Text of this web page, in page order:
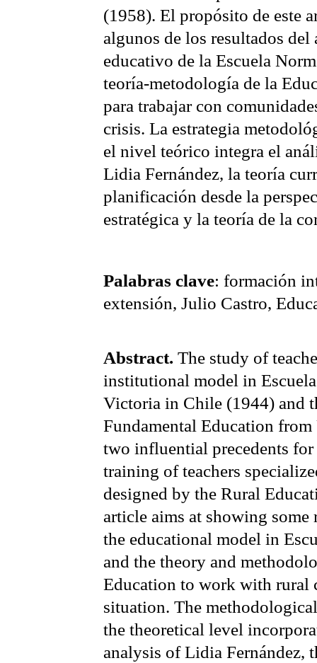
(1958). El propósito de este
algunos de los resultados
educativo de la Escuela
teoría-metodología de la
para trabajar con
crisis. La estrategia
el nivel teórico integra el
Lidia Fernández, la teoría
planificación desde la
estratégica y la teoría de la
Palabras clave: formación
extensión, Julio Castro,
Abstract. The study of
institutional model in Escuela
Victoria in Chile (1944) and
Fundamental Education
two influential precedents
training of teachers
designed by the Rural
article aims at showing
the educational model in
and the theory and
Education to work with rural
situation. The
the theoretical level
analysis of Lidia Fernández,